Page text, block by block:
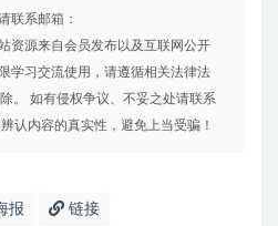
联系邮箱：
资源来自会员发布以及互联网公开
学习交流使用，请遵循相关法律法
。 如有侵权争议、不妥之处请联系
认内容的真实性，避免上当受骗！
报 链接